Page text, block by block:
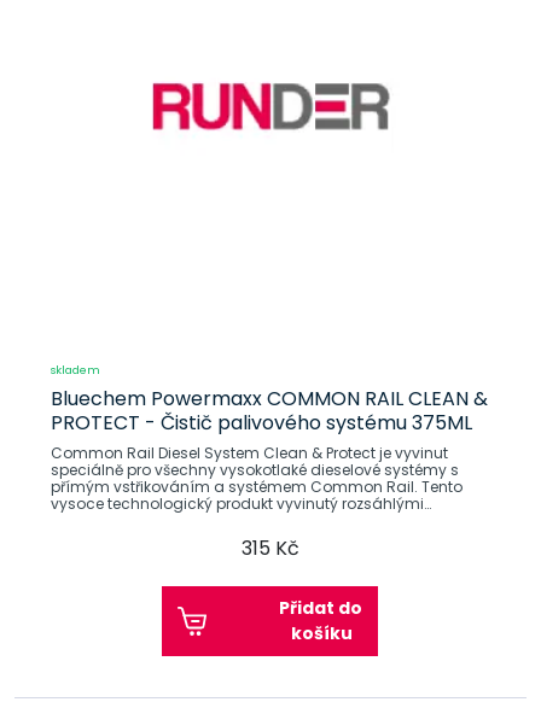
skladem
Bluechem Powermaxx COMMON RAIL CLEAN &
PROTECT - Čistič palivového systému 375ML
Common Rail Diesel System Clean & Protect je vyvinut
speciálně pro všechny vysokotlaké dieselové systémy s
přímým vstřikováním a systémem Common Rail. Tento
vysoce technologický produkt vyvinutý rozsáhlými
315 Kč
Přidat do
košíku